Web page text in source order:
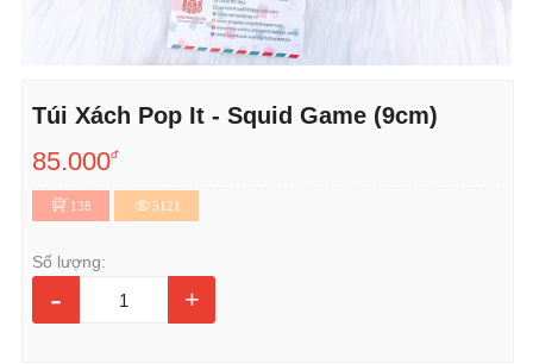
Túi Xách Pop It - Squid Game (9cm)
85.000đ
138 5121
Số lượng:
- +